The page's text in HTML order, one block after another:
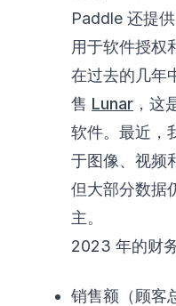
Paddle 还提
用于软件授权
在过去的几年
售 Lunar ，这
软件。最近，
于图像、视频
但大部分数据
主。
2023 年的财
销售额（顾客